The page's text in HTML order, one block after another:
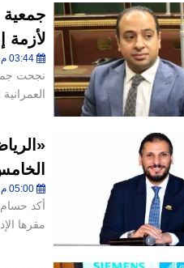
جمعية
لأزمة إعادة
03:44 م - الجمعة 10 يوليو 2026
نجحت
05:00 م - الأربعاء 8 يوليو 2026
أكد حسام
مقرها